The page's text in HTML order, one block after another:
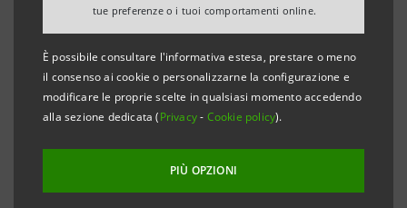
tue preferenze o i tuoi comportamenti online.
È possibile consultare l'informativa estesa, prestare o meno
il consenso ai cookie o personalizzarne la configurazione e
modificare le proprie scelte in qualsiasi momento accedendo
alla sezione dedicata (Privacy- Cookie policy).
PIÙ OPZIONI